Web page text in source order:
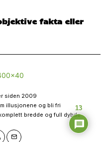
fakta eller
siden 2009
illusjonene og bli fri
bredde og full dybde
13